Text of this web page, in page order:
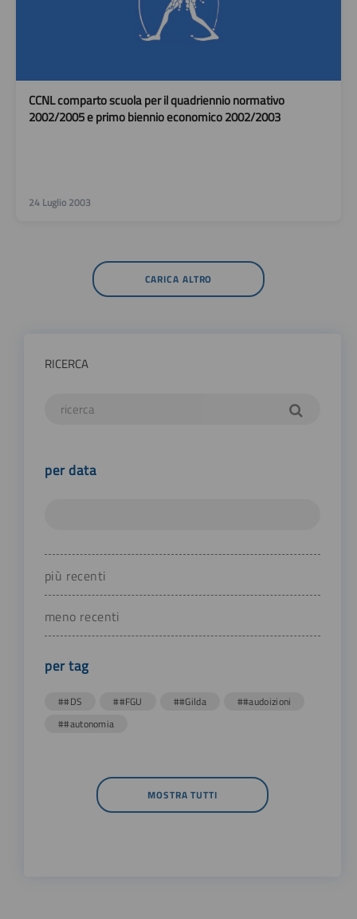
CCNL comparto scuola per il quadriennio normativo
2002/2005 e primo biennio economico 2002/2003
24 Luglio 2003
CARICA ALTRO
RICERCA
per data
più recenti
meno recenti
per tag
##DS ##FGU ##Gilda
##audoizioni
##autonomia
MOSTRA TUTTI